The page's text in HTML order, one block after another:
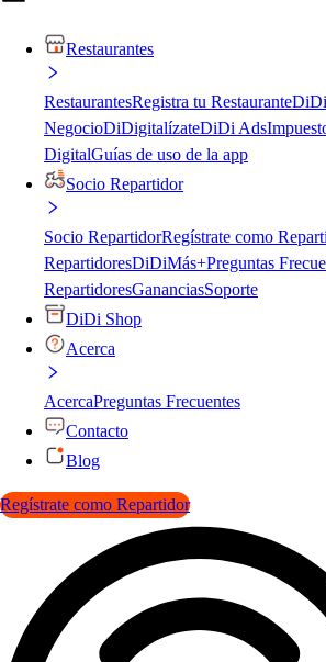
Restaurantes
RestaurantesRegistra tu Restaurante
NegocioDiDigitalízateDiDi Ads
DigitalGuías de uso de la app
Socio Repartidor
Socio RepartidorRegístrate como
RepartidoresDiDiMás+Preguntas
RepartidoresGananciasSoporte
DiDi Shop
Acerca
AcercaPreguntas Frecuentes
Contacto
Blog
Regístrate como Repartidor